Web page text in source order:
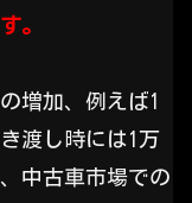
。
増加、例えば1
渡し時には1万
中古車市場での